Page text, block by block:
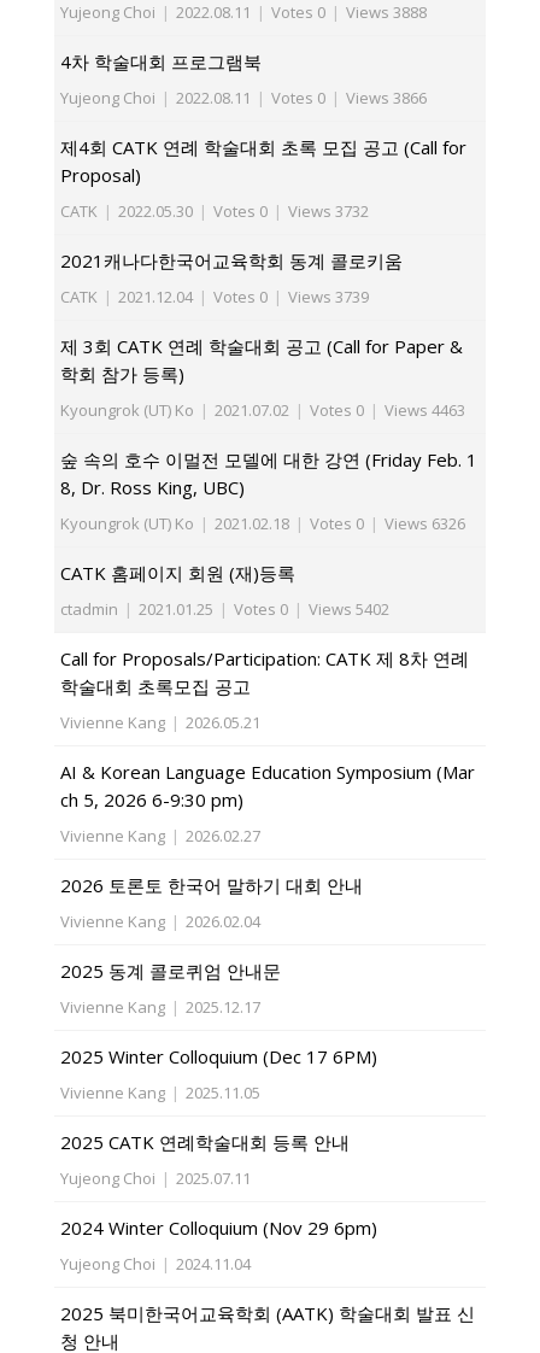
Yujeong Choi | 2022.08.11 | Votes 0 | Views 3888
4차 학술대회 프로그램북
Yujeong Choi | 2022.08.11 | Votes 0 | Views 3866
제4회 CATK 연례 학술대회 초록 모집 공고 (Call for
Proposal)
CATK | 2022.05.30 | Votes 0 | Views 3732
2021캐나다한국어교육학회 동계 콜로키움
CATK | 2021.12.04 | Votes 0 | Views 3739
제 3회 CATK 연례 학술대회 공고 (Call for Paper &
학회 참가 등록)
Kyoungrok (UT) Ko | 2021.07.02 | Votes 0 | Views 4463
숲 속의 호수 이멀전 모델에 대한 강연 (Friday Feb. 1
8, Dr. Ross King, UBC)
Kyoungrok (UT) Ko | 2021.02.18 | Votes 0 | Views 6326
CATK 홈페이지 회원 (재)등록
ctadmin | 2021.01.25 | Votes 0 | Views 5402
Call for Proposals/Participation: CATK 제 8차 연례
학술대회 초록모집 공고
Vivienne Kang | 2026.05.21
AI & Korean Language Education Symposium (Mar
ch 5, 2026 6-9:30 pm)
Vivienne Kang | 2026.02.27
2026 토론토 한국어 말하기 대회 안내
Vivienne Kang | 2026.02.04
2025 동계 콜로퀴엄 안내문
Vivienne Kang | 2025.12.17
2025 Winter Colloquium (Dec 17 6PM)
Vivienne Kang | 2025.11.05
2025 CATK 연례학술대회 등록 안내
Yujeong Choi | 2025.07.11
2024 Winter Colloquium (Nov 29 6pm)
Yujeong Choi | 2024.11.04
2025 북미한국어교육학회 (AATK) 학술대회 발표 신
청 안내